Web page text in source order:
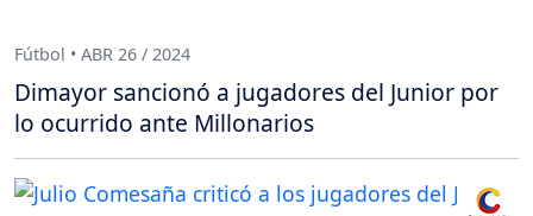
Fútbol • ABR 26 / 2024
Dimayor sancionó a jugadores del Junior por
lo ocurrido ante Millonarios